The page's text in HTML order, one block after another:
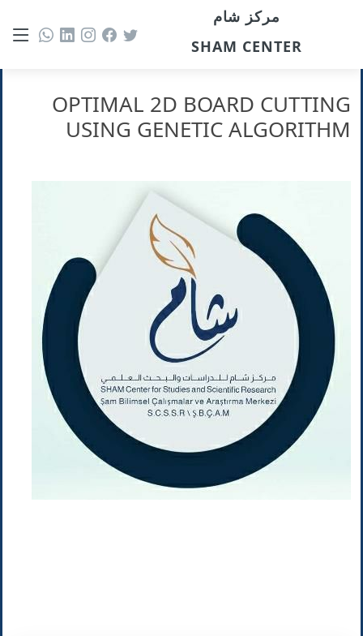
مركز شام
SHAM CENTER
OPTIMAL 2D BOARD CUTTING
USING GENETIC ALGORITHM